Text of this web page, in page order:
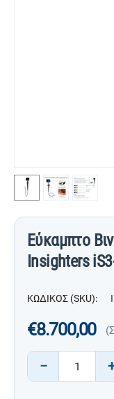
Εύκαμπτο
Insighters
ΚΩΔΙΚΟΣ (SKU):
€8.700,00
−